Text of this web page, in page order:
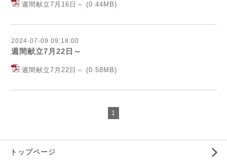
週間献立7月16日～ (0.44MB)
2024-07-09 09:18:00
週間献立7月22日～
週間献立7月22日～ (0.58MB)
1
トップページ